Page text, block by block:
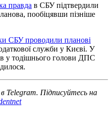
правда в СБУ підтвердили
пообіцявши пізніше
СБУ проводили планові
служби у Києві. У
у тодішнього голови ДПС
в Telegram. Підписуйтесь на